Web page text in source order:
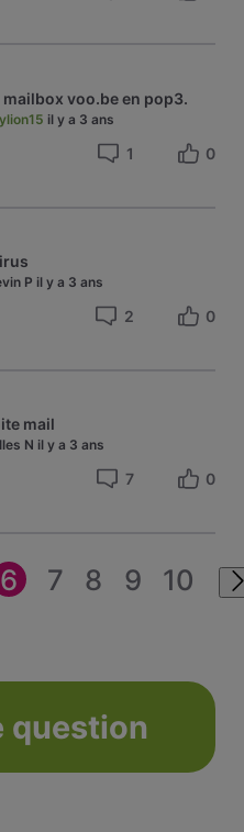
voo.be en pop3.
il y a 3 ans
1 0
P il y a 3 ans
2 0
mail
N il y a 3 ans
7 0
6 7 8 9 10
question